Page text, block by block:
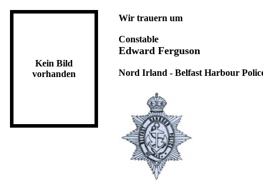
Kein Bild
vorhanden
Wir trauern um
Constable
Edward Ferguson
Nord Irland - Belfast Harbour